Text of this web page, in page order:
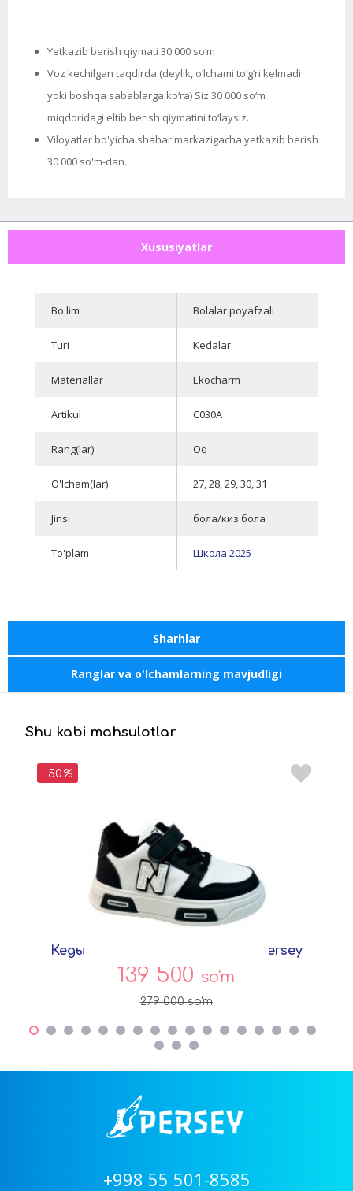
Yetkazib berish qiymati 30 000 so‘m
Voz kechilgan taqdirda (deylik, o‘lchami to‘g‘ri kelmadi
yoki boshqa sabablarga ko‘ra) Siz 30 000 so‘m
miqdoridagi eltib berish qiymatini to‘laysiz.
Viloyatlar bo'yicha shahar markazigacha yetkazib berish
30 000 so'm-dan.
Xususiyatlar
Bo'lim Bolalar poyafzali
Turi Kedalar
Materiallar Ekocharm
Artikul C030A
Rang(lar) Oq
O'lcham(lar) 27, 28, 29, 30, 31
Jinsi бола/киз бола
To'plam Школа 2025
Sharhlar
Ranglar va o'lchamlarning mavjudligi
Shu kabi mahsulotlar
-50%
Кеды Черный Экокожа G9057A Persey
139 500 so'm
279 000so'm
+998 55 501-8585